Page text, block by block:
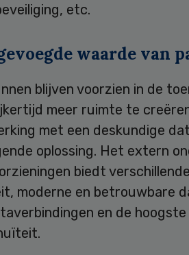
etc.
waarde van
blijven voorzien in de
meer ruimte te
met een deskundige
oplossing. Het extern
biedt
moderne en betrouwbare
en de